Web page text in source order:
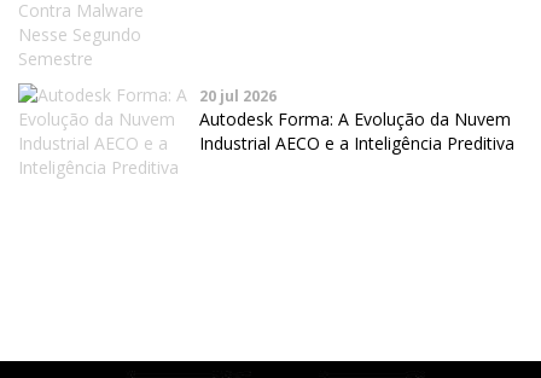
20 jul 2026
Autodesk Forma: A Evolução da Nuvem
Industrial AECO e a Inteligência Preditiva